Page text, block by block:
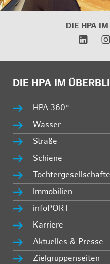
DIE HPA
DIE HPA IM
HPA 360°
Wasser
Straße
Schiene
Immobilien
infoPORT
Karriere
Aktuelles & Presse
Zielgruppenseiten